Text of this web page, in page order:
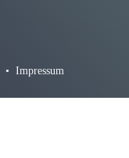
• Impressum